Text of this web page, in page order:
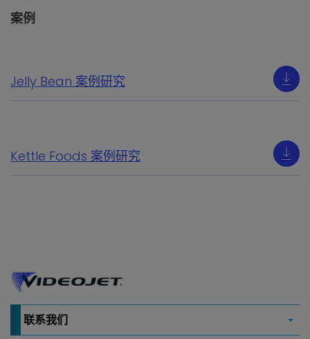
案例
Jelly Bean 案例研究
Kettle Foods 案例研究
联系我们